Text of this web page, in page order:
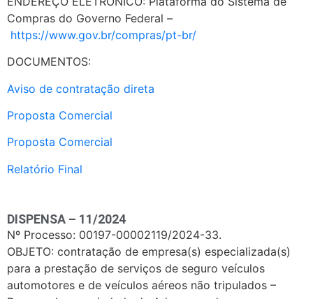
Compras do Governo Federal –
https://www.gov.br/compras/pt-br/
DOCUMENTOS:
Aviso de contratação direta
Proposta Comercial
Proposta Comercial
Relatório Final
DISPENSA – 11/2024
Nº Processo: 00197-00002119/2024-33.
OBJETO: contratação de empresa(s) especializada(s)
para a prestação de serviços de seguro veículos
automotores e de veículos aéreos não tripulados –